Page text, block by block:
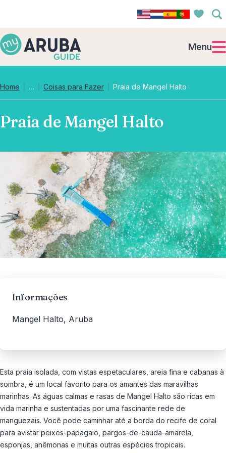
Menu
Home … Collapsed breadcrumb levels
Coisas para Fazer Praia de Mangel Halto
Praia de Mangel Halto
Esta praia isolada, com vistas espetaculares, areia fina e cabanas à
sombra, é um local favorito para os amantes das maravilhas
marinhas. As águas calmas e rasas de Mangel Halto são ricas em
vida marinha e sustentadas por uma fascinante rede de
manguezais. Você pode caminhar até a borda do recife de coral
para avistar peixes-papagaio, pargos-de-cauda-amarela,
esponjas, anêmonas e muitas outras espécies tropicais.
Informações
Mangel Halto, Aruba